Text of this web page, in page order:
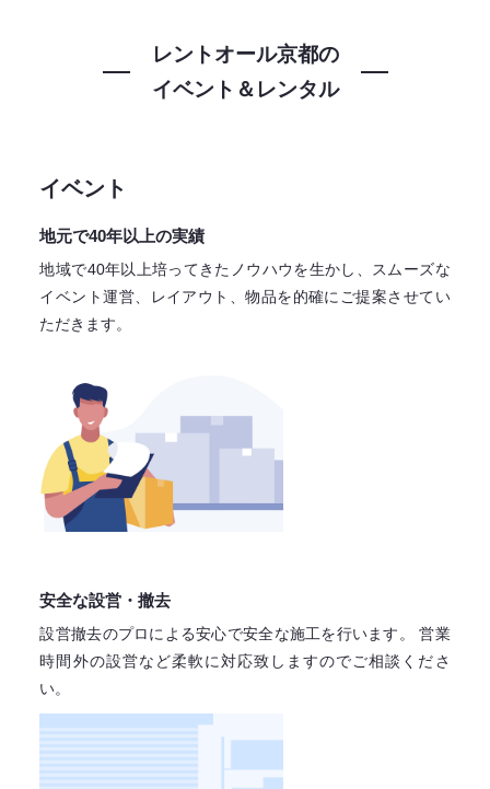
レントオール京都の
イベント＆レンタル
イベント
地元で40年以上の実績
地域で40年以上培ってきたノウハウを生かし、スムーズな
イベント運営、レイアウト、物品を的確にご提案させてい
ただきます。
安全な設営・撤去
設営撤去のプロによる安心で安全な施工を行います。
営業
時間外の設営など柔軟に対応致しますのでご相談くださ
い。